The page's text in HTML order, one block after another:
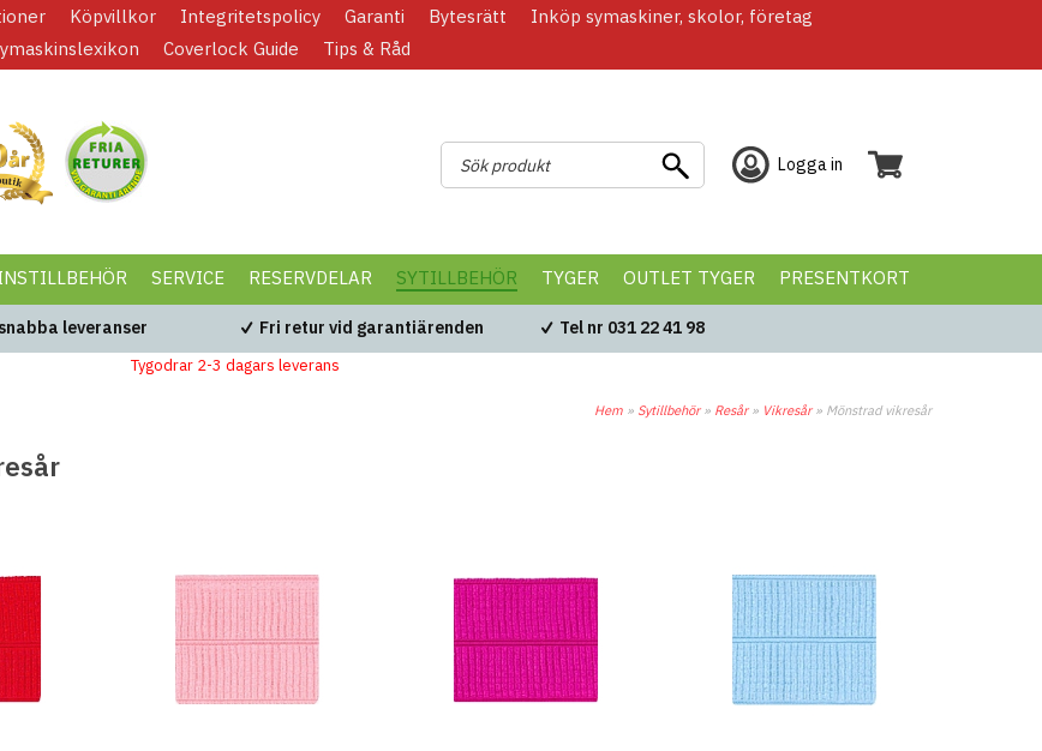
Köpvillkor Integritetspolicy Garanti Bytesrätt
Inköp symaskiner, skolor, företag
Coverlock Guide Tips & Råd
Logga in
SERVICE RESERVDELAR SYTILLBEHÖR TYGER OUTLET TYGER PRESENTKORT
leveranser Fri retur vid garantiärenden Tel nr 031 22 41 98
Tygodrar 2-3 dagars leverans
Hem » Sytillbehör» Resår» Vikresår» Mönstrad vikresår